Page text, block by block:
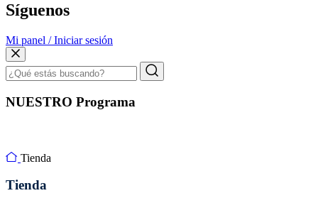
Síguenos
Mi panel / Iniciar sesión
NUESTRO Programa
Tienda
Tienda